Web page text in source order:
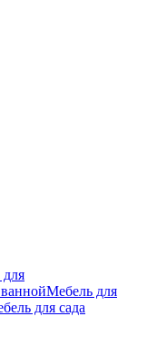
Мебель для
для сада